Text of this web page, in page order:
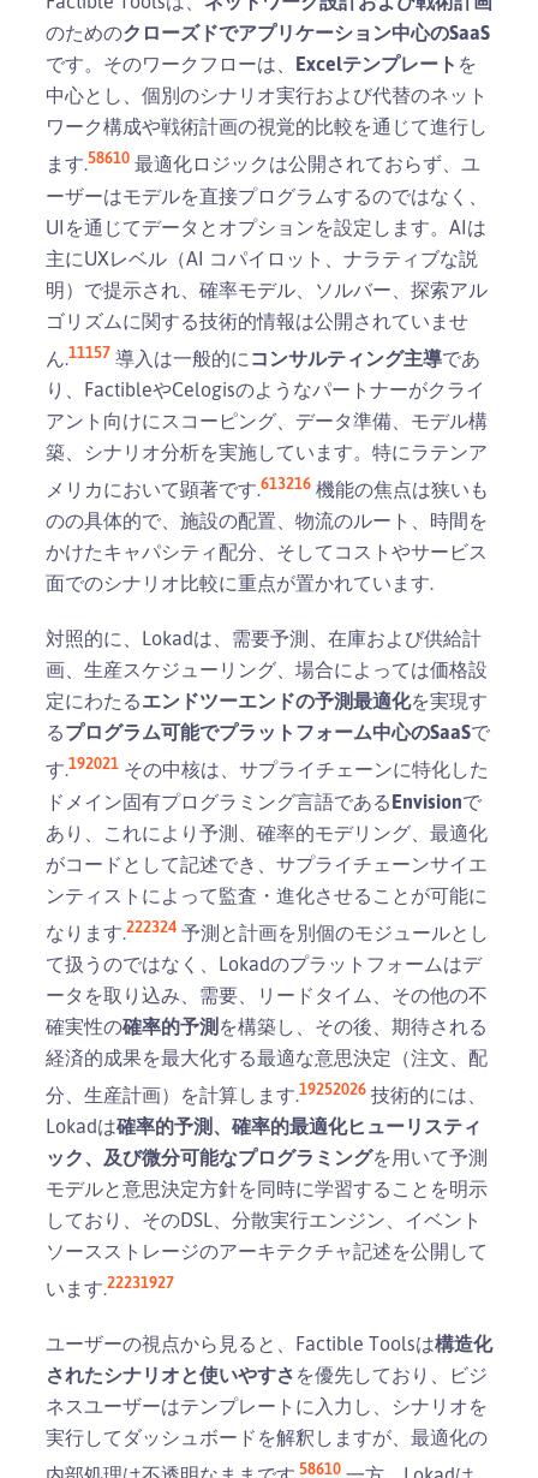
のためのクローズドでアプリケーション中心のSaaS
です。そのワークフローは、 Excelテンプレート を
中心とし、個別のシナリオ実行および代替のネット
ワーク構成や戦術計画の視覚的比較を通じて進行し
ます.58610 最適化ロジックは公開されておらず、ユ
ーザーはモデルを直接プログラムするのではなく、
UIを通じてデータとオプションを設定します。AIは
主にUXレベル（AI コパイロット、ナラティブな説
明）で提示され、確率モデル、ソルバー、探索アル
ゴリズムに関する技術的情報は公開されていませ
ん.11157 導入は一般的に コンサルティング主導であ
り、FactibleやCelogisのようなパートナーがクライ
アント向けにスコーピング、データ準備、モデル構
築、シナリオ分析を実施しています。特にラテンア
メリカにおいて顕著です.613216 機能の焦点は狭いも
のの具体的で、施設の配置、物流のルート、時間を
かけたキャパシティ配分、そしてコストやサービス
面でのシナリオ比較に重点が置かれています.
対照的に、Lokadは、需要予測、在庫および供給計
画、生産スケジューリング、場合によっては価格設
定にわたるエンドツーエンドの予測最適化を実現す
るプログラム可能でプラットフォーム中心のSaaSで
す.192021 その中核は、サプライチェーンに特化した
ドメイン固有プログラミング言語であるEnvisionで
あり、これにより予測、確率的モデリング、最適化
がコードとして記述でき、サプライチェーンサイエ
ンティストによって監査・進化させることが可能に
なります.222324 予測と計画を別個のモジュールとし
て扱うのではなく、Lokadのプラットフォームはデ
ータを取り込み、需要、リードタイム、その他の不
確実性の確率的予測を構築し、その後、期待される
経済的成果を最大化する最適な意思決定（注文、配
分、生産計画）を計算します.19252026 技術的には、
Lokadは確率的予測、確率的最適化ヒューリスティ
ック、及び微分可能なプログラミングを用いて予測
モデルと意思決定方針を同時に学習することを明示
しており、そのDSL、分散実行エンジン、イベント
ソースストレージのアーキテクチャ記述を公開して
います.22231927
ユーザーの視点から見ると、Factible Toolsは構造化
されたシナリオと使いやすさ を優先しており、ビジ
ネスユーザーはテンプレートに入力し、シナリオを
実行してダッシュボードを解釈しますが、最適化の
58610